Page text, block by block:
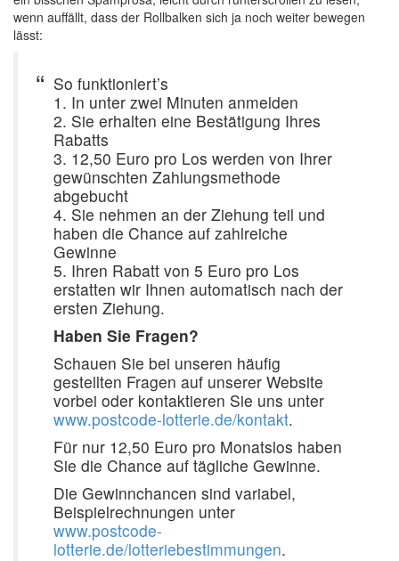
wenn auffällt, dass der Rollbalken sich ja noch weiter bewegen
lässt:
So funktioniert’s
1. In unter zwei Minuten anmelden
2. Sie erhalten eine Bestätigung Ihres
Rabatts
3. 12,50 Euro pro Los werden von Ihrer
gewünschten Zahlungsmethode
abgebucht
4. Sie nehmen an der Ziehung teil und
haben die Chance auf zahlreiche
Gewinne
5. Ihren Rabatt von 5 Euro pro Los
erstatten wir Ihnen automatisch nach der
ersten Ziehung.
Haben Sie Fragen?
Schauen Sie bei unseren häufig
gestellten Fragen auf unserer Website
vorbei oder kontaktieren Sie uns unter
www.postcode-lotterie.de/kontakt.
Für nur 12,50 Euro pro Monatslos haben
Sie die Chance auf tägliche Gewinne.
Die Gewinnchancen sind variabel,
Beispielrechnungen unter
www.postcode-
lotterie.de/lotteriebestimmungen.